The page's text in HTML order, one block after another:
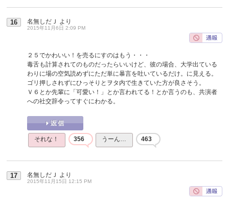
16 名無しだＪ より
2015年11月6日 2:09 PM
２５でかわいい！を売るにすのはもう・・・
毒舌も計算されてのものだったらいいけど、彼の場合、大学出ている
わりに場の空気読めずにただ単に暴言を吐いているだけ。に見える。
ゴリ押しされずにひっそりとヲタ内で生きていた方が良さそう。
Ｖ６とか先輩に「可愛い！」とか言われてる！とか言うのも、共演者
への社交辞令ってすぐにわかる。
それな！ 356 うーん… 463
17 名無しだＪ より
2015年11月15日 12:15 PM